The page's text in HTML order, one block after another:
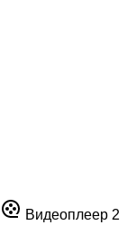
Видеоплеер 2